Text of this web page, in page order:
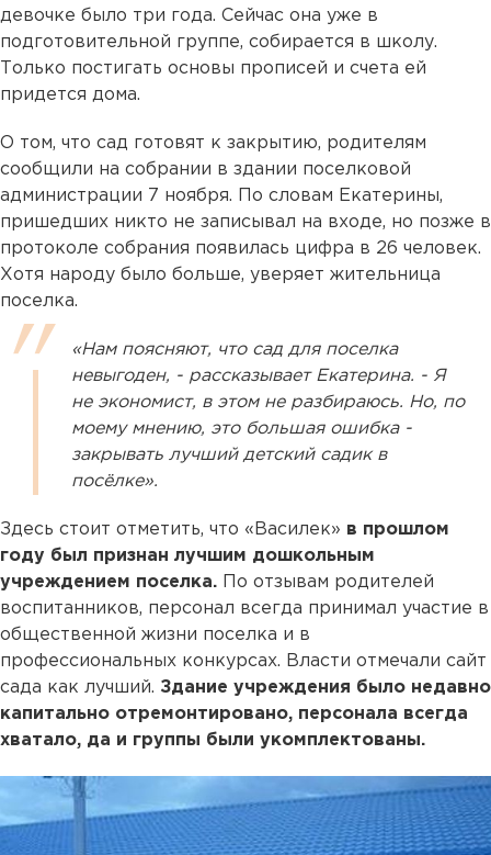
девочке было три года. Сейчас она уже в
подготовительной группе, собирается в школу.
Только постигать основы прописей и счета ей
придется дома.
О том, что сад готовят к закрытию, родителям
сообщили на собрании в здании поселковой
администрации 7 ноября. По словам Екатерины,
пришедших никто не записывал на входе, но позже в
протоколе собрания появилась цифра в 26 человек.
Хотя народу было больше, уверяет жительница
поселка.
«Нам поясняют, что сад для поселка
невыгоден, - рассказывает Екатерина. - Я
не экономист, в этом не разбираюсь. Но, по
моему мнению, это большая ошибка -
закрывать лучший детский садик в
посёлке».
Здесь стоит отметить, что «Василек» в прошлом
году был признан лучшим дошкольным
учреждением поселка.
По отзывам родителей
воспитанников, персонал всегда принимал участие в
общественной жизни поселка и в
профессиональных конкурсах. Власти отмечали сайт
сада как лучший. Здание учреждения было недавно
капитально отремонтировано, персонала всегда
хватало, да и группы были укомплектованы.